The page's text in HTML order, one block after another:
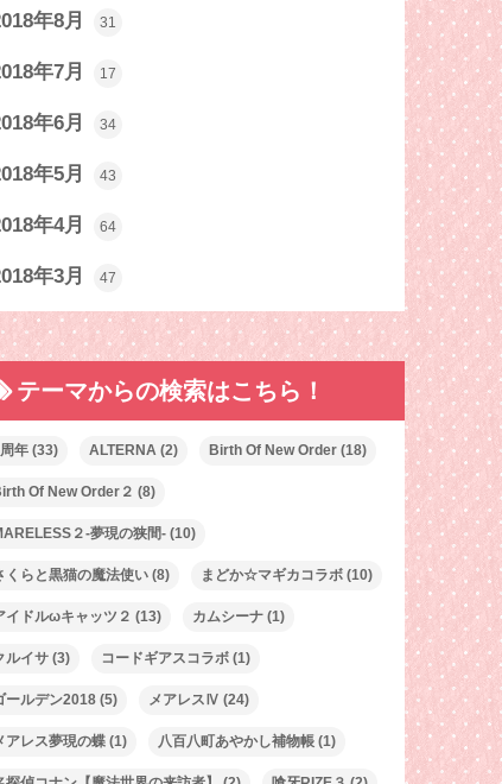
年8月 31
年7月 17
年6月 34
年5月 43
年4月 64
年3月 47
テーマからの検索はこちら！
年 (33) ALTERNA (2) Birth Of New Order (18)
Of New Order２ (8)
２-夢現の狭間- (10)
くらと黒猫の魔法使い (8) まどか☆マギカコラボ (10)
イドルωキャッツ２ (13) カムシーナ (1)
ルイサ (3) コードギアスコラボ (1)
ールデン2018 (5) メアレスⅣ (24)
アレス夢現の蝶 (1) 八百八町あやかし補物帳 (1)